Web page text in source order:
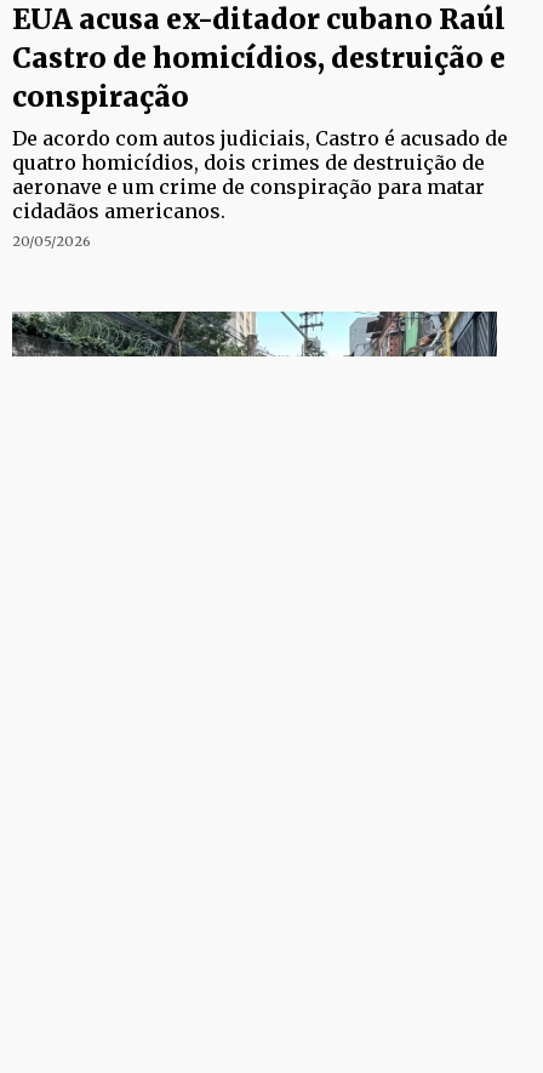
EUA acusa ex-ditador cubano Raúl
Castro de homicídios, destruição e
conspiração
De acordo com autos judiciais, Castro é acusado de
quatro homicídios, dois crimes de destruição de
aeronave e um crime de conspiração para matar
cidadãos americanos.
20/05/2026